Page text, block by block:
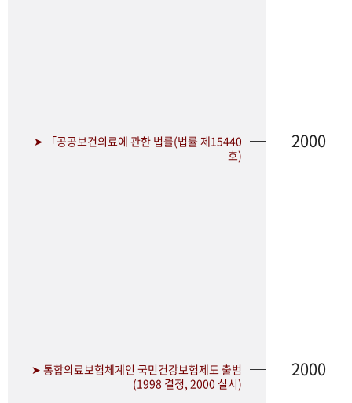
➤ 「공공보건의료에 관한 법률(법률 제15440
호)
2000
➤ 통합의료보험체계인 국민건강보험제도 출범
(1998 결정, 2000 실시)
2000